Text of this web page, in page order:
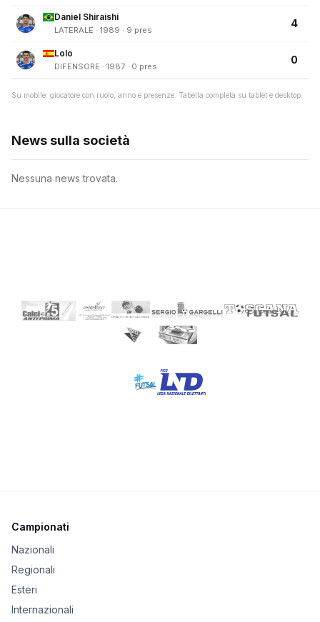
Daniel Shiraishi
LATERALE · 1989 · 9 pres
4
Lolo
DIFENSORE · 1987 · 0 pres
0
Su mobile: giocatore con ruolo, anno e presenze. Tabella completa su tablet e desktop.
News sulla società
Nessuna news trovata.
Campionati
Nazionali
Regionali
Esteri
Internazionali